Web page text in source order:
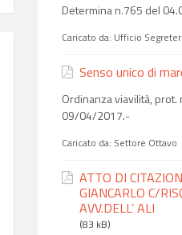
Determina n.765 del
Caricato da: Ufficio
Senso unico di
Ordinanza viavilità,
09/04/2017.-
Caricato da: Settore Ottavo
ATTO DI
GIANCARLO C/
AVV.DELL’ ALI
(83 kB)